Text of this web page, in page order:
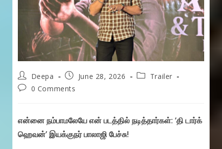
Post
author:
Deepa
Post
published:
June 28, 2026
PostTrailer
Post0 Comments
என்னை நம்பாமலேயே என் படத்தில் நடித்தார்கள்: ‘தி டார்க்
ஹெவன்’ இயக்குநர் பாலாஜி பேச்சு!